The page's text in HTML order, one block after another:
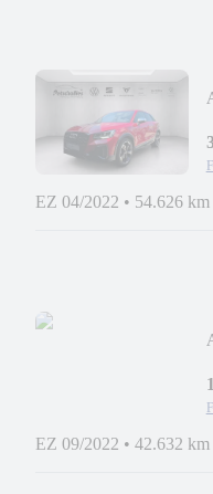
EZ 04/2022 • 54.626 km
EZ 09/2022 • 42.632 km